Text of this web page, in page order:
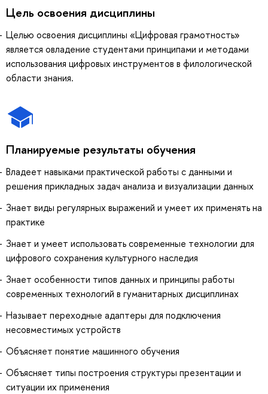
Цель освоения дисциплины
Целью освоения дисциплины «Цифровая грамотность»
является овладение студентами принципами и методами
использования цифровых инструментов в филологической
области знания.
Планируемые результаты обучения
Владеет навыками практической работы с данными и
решения прикладных задач анализа и визуализации данных
Знает виды регулярных выражений и умеет их применять на
практике
Знает и умеет использовать современные технологии для
цифрового сохранения культурного наследия
Знает особенности типов данных и принципы работы
современных технологий в гуманитарных дисциплинах
Называет переходные адаптеры для подключения
несовместимых устройств
Объясняет понятие машинного обучения
Объясняет типы построения структуры презентации и
ситуации их применения